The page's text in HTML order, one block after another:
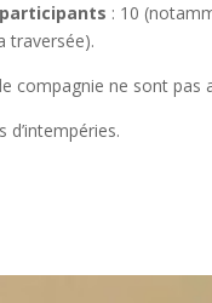
: 10
traversée).
compagnie ne sont pas
d’intempéries.